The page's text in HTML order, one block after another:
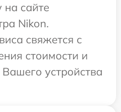
на сайте
Nikon.
свяжется с
стоимости и
устройства